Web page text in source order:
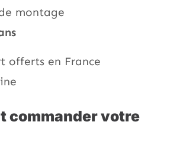
montage
offerts en France
commander votre